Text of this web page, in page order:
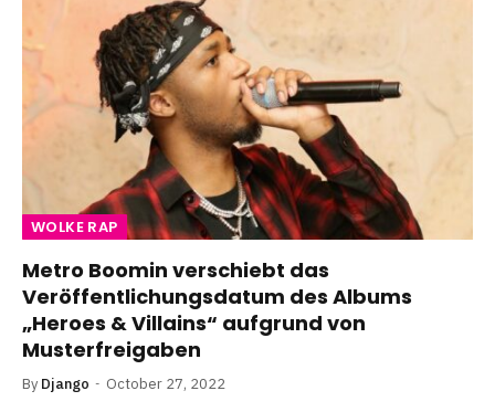
WOLKE RAP
Metro Boomin verschiebt das
Veröffentlichungsdatum des Albums
„Heroes & Villains“ aufgrund von
Musterfreigaben
By Django October 27, 2022